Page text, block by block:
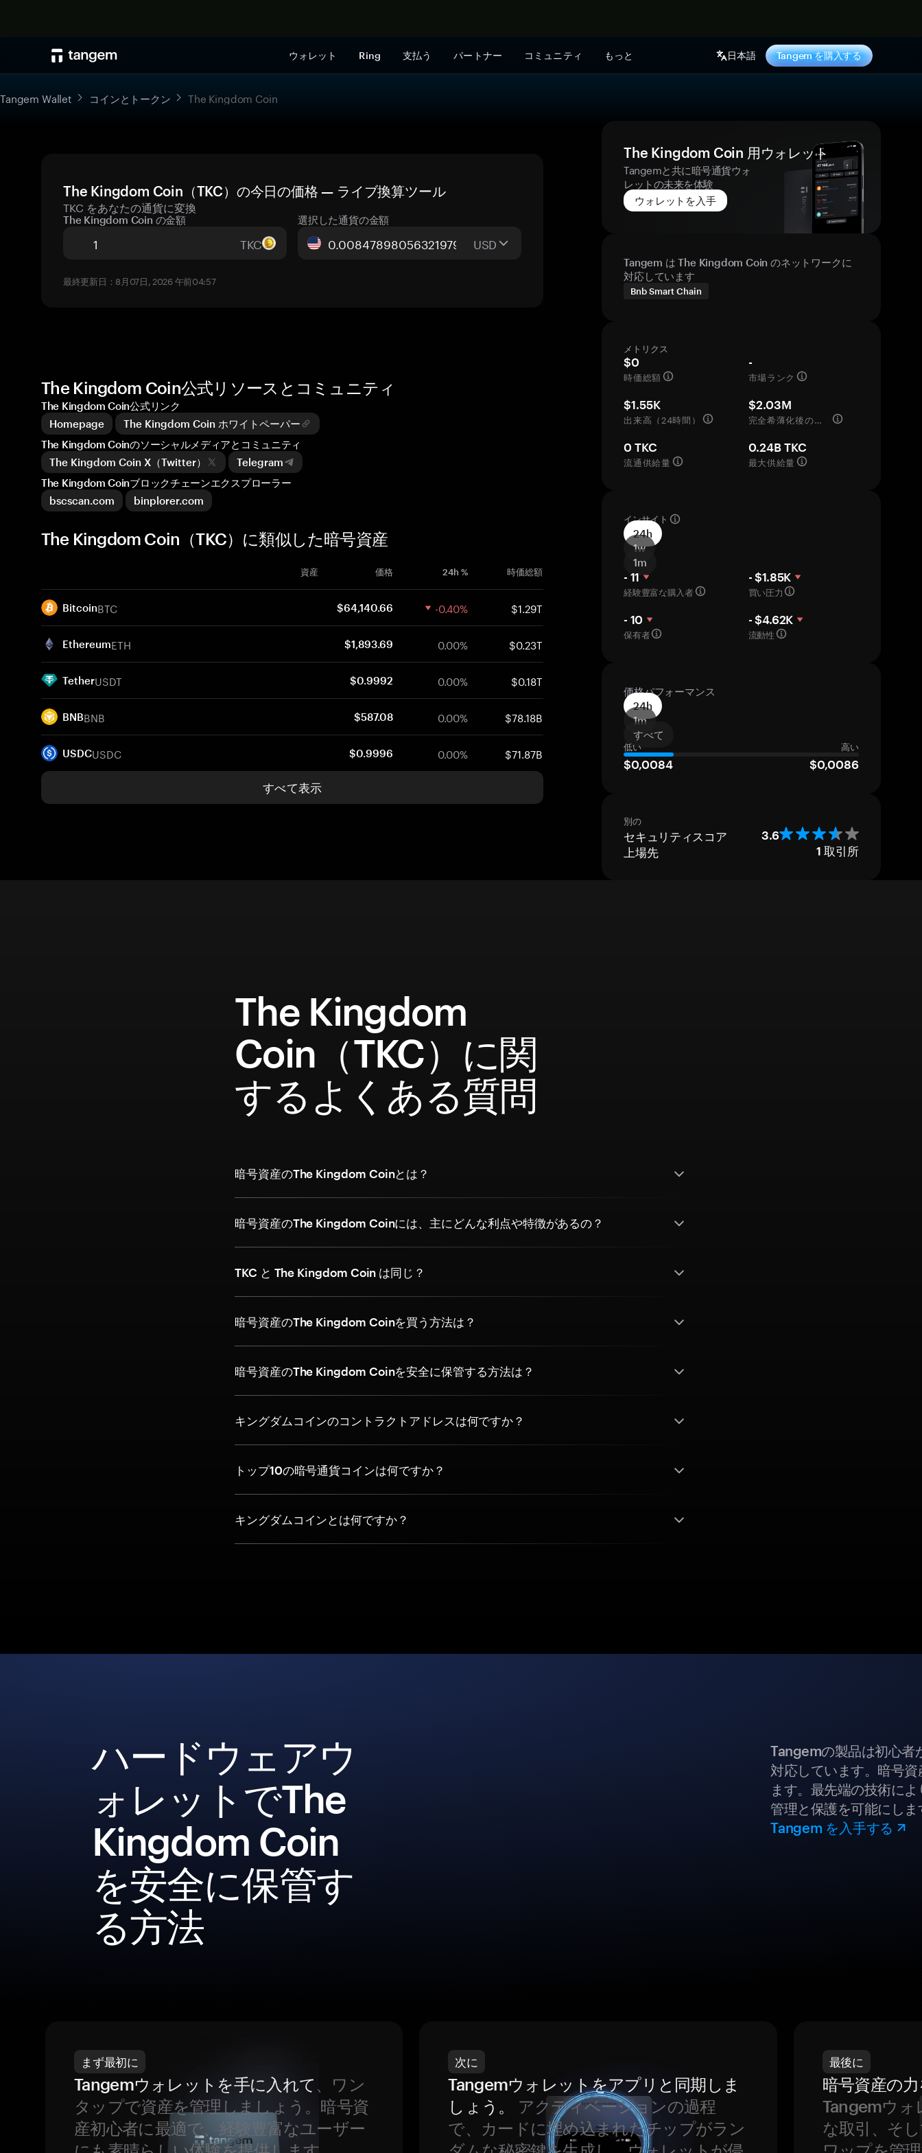
ウォレット Ring 支払う パートナー コミュニティ もっと 日本語 Tangem を購入する
Tangem Wallet コインとトークン The Kingdom Coin
The Kingdom Coin（TKC）の今日の価格 — ライブ換算ツール
TKC をあなたの通貨に変換
The Kingdom Coin の金額
TKC
選択した通貨の金額
USD
最終更新日：8月07日, 2026 午前04:57
The Kingdom Coin 用ウォレット
Tangemと共に暗号通貨ウォ
レットの未来を体験
ウォレットを入手
Tangem は The Kingdom Coin のネットワークに
対応しています
Bnb Smart Chain
メトリクス
$0
時価総額
-
市場ランク
$1.55K
出来高（24時間）
$2.03M
完全希薄化後の評価額
0 TKC
流通供給量
0.24B TKC
最大供給量
インサイト
24h
1w
1m
- 11
経験豊富な購入者
- $1.85K
買い圧力
- 10
保有者
- $4.62K
流動性
価格パフォーマンス
24h
1m
すべて
低い 高い
$0,0084 $0,0086
別の
セキュリティスコア 3.6
上場先 1 取引所
The Kingdom Coin公式リソースとコミュニティ
The Kingdom Coin公式リンク
Homepage
The Kingdom Coin ホワイトペーパー
The Kingdom Coinのソーシャルメディアとコミュニティ
The Kingdom Coin X（Twitter）
Telegram
The Kingdom Coinブロックチェーンエクスプローラー
bscscan.com
binplorer.com
The Kingdom Coin（TKC）に類似した暗号資産
資産 価格 24h % 時価総額
BitcoinBTC $64,140.66 -0.40% $1.29T
EthereumETH $1,893.69 0.00% $0.23T
TetherUSDT $0.9992 0.00% $0.18T
BNBBNB $587.08 0.00% $78.18B
USDCUSDC $0.9996 0.00% $71.87B
すべて表示
The Kingdom
Coin（TKC）に関
するよくある質問
暗号資産のThe Kingdom Coinとは？
暗号資産のThe Kingdom Coinには、主にどんな利点や特徴があるの？
TKC と The Kingdom Coin は同じ？
暗号資産のThe Kingdom Coinを買う方法は？
暗号資産のThe Kingdom Coinを安全に保管する方法は？
キングダムコインのコントラクトアドレスは何ですか？
トップ10の暗号通貨コインは何ですか？
キングダムコインとは何ですか？
ハードウェアウ
ォレットでThe
Kingdom Coin
を安全に保管す
る方法
Tangemの製品は初心者
対応しています。暗号
ます。最先端の技術に
管理と保護を可能にしま
Tangem を入手する
まず最初に
Tangemウォレットを手に入れて、ワン
タップで資産を管理しましょう。暗号資
産初心者に最適で、経験豊富なユーザー
次に
Tangemウォレットをアプリと同期しま
しょう。
アクティベーションの過程
で、カードに埋め込まれたチップがラン
最後に
暗号資産の
Tangemウォ
な取引、そ